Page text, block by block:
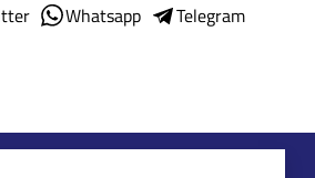
Whatsapp
Telegram